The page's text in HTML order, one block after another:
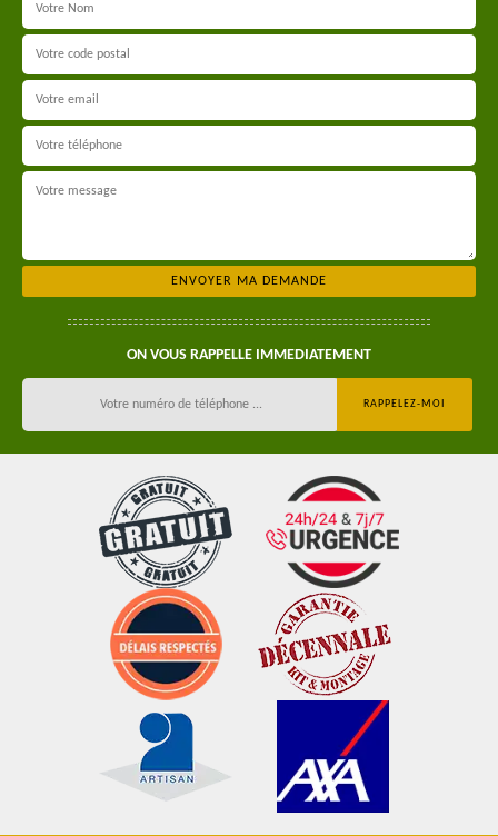
ON VOUS RAPPELLE IMMEDIATEMENT